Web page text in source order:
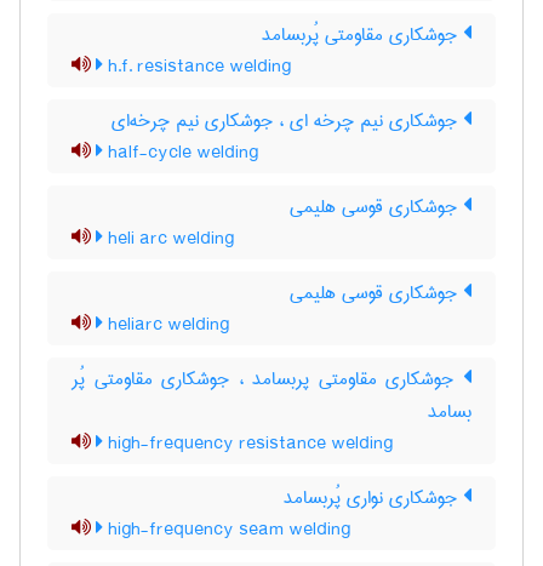
جوشکاری مقاومتی پُربسامد
h.f. resistance welding
جوشکاری نیم چرخه ای ، جوشکاری نیم چرخه‌ای
half-cycle welding
جوشکاری قوسی هلیمی
heli arc welding
جوشکاری قوسی هلیمی
heliarc welding
جوشکاری مقاومتی پربسامد ، جوشکاری مقاومتی پُر
بسامد
high-frequency resistance welding
جوشکاری نواری پُربسامد
high-frequency seam welding